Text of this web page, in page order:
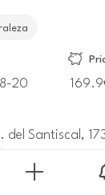
20
Santiscal,